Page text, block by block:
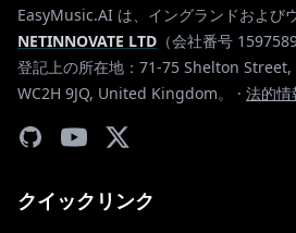
EasyMusic.AI は、イングランドおよび
NETINNOVATE LTD （会社番号
登記上の所在地：71-75 Shelton
WC2H 9JQ, United Kingdom。
· 法的情
クイックリンク